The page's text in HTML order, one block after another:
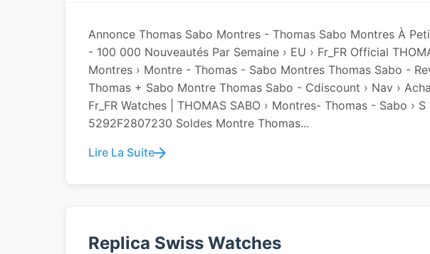
Annonce Thomas Sabo Montres - Thomas Sabo Montres À
- 100 000 Nouveautés Par Semaine › EU › Fr_FR Official
Montres › Montre - Thomas - Sabo Montres Thomas Sabo -
Thomas + Sabo Montre Thomas Sabo - Cdiscount › Nav ›
Fr_FR Watches | THOMAS SABO › Montres- Thomas - Sabo ›
5292F2807230 Soldes Montre Thomas...
Lire La Suite
Replica Swiss Watches